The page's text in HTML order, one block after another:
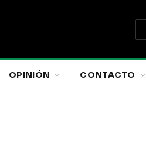
OPINIÓN CONTACTO